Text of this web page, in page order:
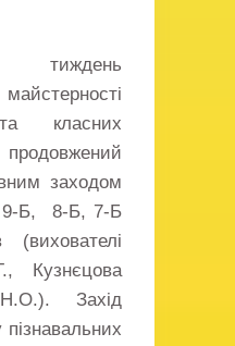
тиждень
класних
продовжений
заходом
9-Б, 8-Б, 7-Б
Кузнєцова
Захід